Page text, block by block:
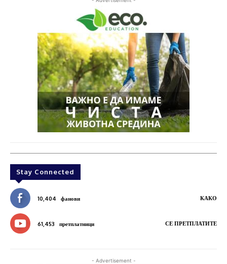
Stay Connected
10,404 фанови КАКО
61,453 претплатници СЕ ПРЕТПЛАТИТЕ
- Advertisement -